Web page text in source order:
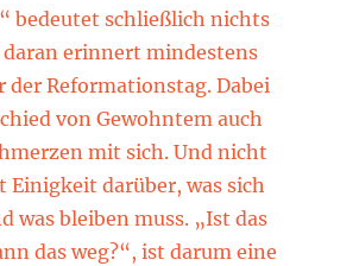
bedeutet schließlich nichts
daran erinnert mindestens
der Reformationstag. Dabei
von Gewohntem auch
mit sich. Und nicht
Einigkeit darüber, was sich
was bleiben muss. „Ist das
das weg?“, ist darum eine